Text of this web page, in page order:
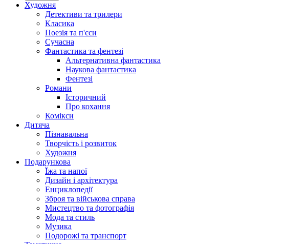
Художня
Детективи та трилери
Класика
Поезія та п'єси
Сучасна
Фантастика та фентезі
Альтернативна фантастика
Наукова фантастика
Фентезі
Романи
Історичний
Про кохання
Комікси
Дитяча
Пізнавальна
Творчість і розвиток
Художня
Подарункова
Їжа та напої
Дизайн і архітектура
Енциклопедії
Зброя та військова справа
Мистецтво та фотографія
Мода та стиль
Музика
Подорожі та транспорт